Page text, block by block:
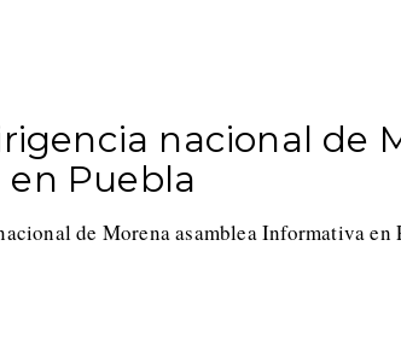
nacional de
Puebla